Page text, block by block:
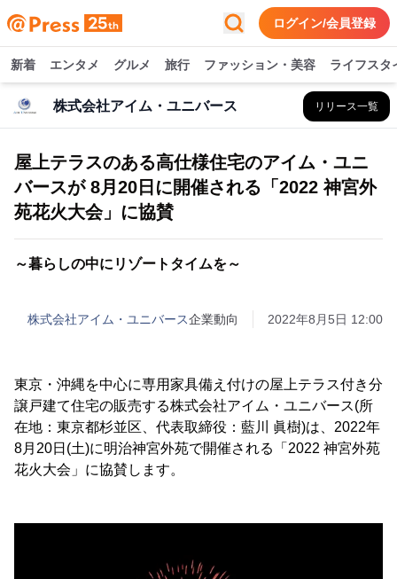
ログイン/会員登録
新着 エンタメ グルメ 旅行 ファッション・美容 ライフスタ
株式会社アイム・ユニバース リリース一覧
屋上テラスのある高仕様住宅のアイム・ユニ
バースが 8月20日に開催される「2022 神宮外
苑花火大会」に協賛
～暮らしの中にリゾートタイムを～
株式会社アイム・ユニバース企業動向 2022年8月5日 12:00
東京・沖縄を中心に専用家具備え付けの屋上テラス付き分
譲戸建て住宅の販売する株式会社アイム・ユニバース(所
在地：東京都杉並区、代表取締役：藍川 眞樹)は、2022年
8月20日(土)に明治神宮外苑で開催される「2022 神宮外苑
花火大会」に協賛します。